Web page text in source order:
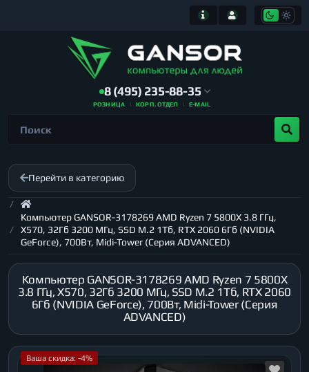
8 (495) 235-88-35
РОЗНИЦА КОРП. ОТДЕЛ E-MAIL
Перейти в категорию
Компьютер GANSOR-3178269 AMD Ryzen 7 5800X 3.8 ГГц,
X570, 32Гб 3200 МГц, SSD M.2 1Тб, RTX 2060 6Гб (NVIDIA
GeForce), 700Вт, Midi-Tower (Серия ADVANCED)
Компьютер GANSOR-3178269 AMD Ryzen 7 5800X
3.8 ГГц, X570, 32Гб 3200 МГц, SSD M.2 1Тб, RTX 2060
6Гб (NVIDIA GeForce), 700Вт, Midi-Tower (Серия
ADVANCED)
Ваша скидка: -4%